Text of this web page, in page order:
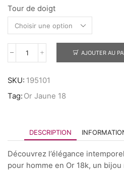
Tour de doigt
AJOUTER AU
SKU: 195101
Tag: Or Jaune 18
DESCRIPTION
Découvrez l’élégance
pour homme en Or 18k, un